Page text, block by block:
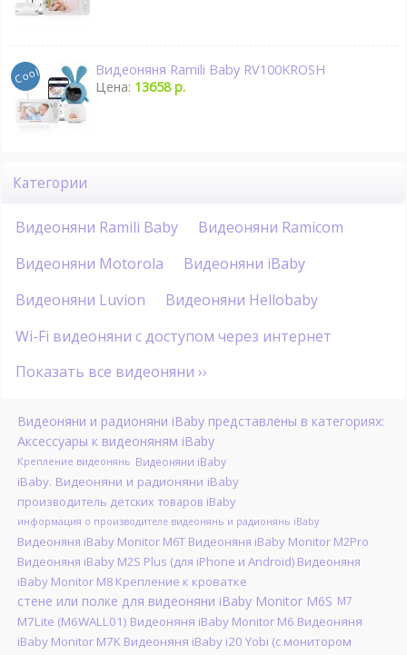
Видеоняня Ramili Baby RV100KROSH
Цена: 13658 р.
Категории
Видеоняни Ramili Baby
Видеоняни Ramicom
Видеоняни Motorola
Видеоняни iBaby
Видеоняни Luvion
Видеоняни Hellobaby
Wi-Fi видеоняни с доступом через интернет
Показать все видеоняни ››
Видеоняни и радионяни iBaby представлены в категориях:
Аксессуары к видеоняням iBaby
Крепление видеонянь Видеоняни iBaby
iBaby. Видеоняни и радионяни iBaby
производитель детских товаров iBaby
информация о производителе видеонянь и радионянь iBaby
Видеоняня iBaby Monitor M6T Видеоняня iBaby Monitor M2Pro
Видеоняня iBaby M2S Plus (для iPhone и Android) Видеоняня
iBaby Monitor M8 Крепление к кроватке
стене или полке для видеоняни iBaby Monitor M6S M7
M7Lite (M6WALL01) Видеоняня iBaby Monitor M6 Видеоняня
iBaby Monitor M7K Видеоняня iBaby i20 Yobi (с монитором